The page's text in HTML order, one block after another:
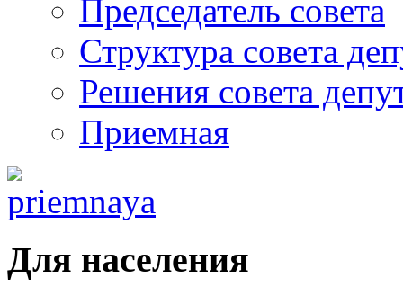
Председатель совета
Структура совета
Решения совета
Приемная
Для населения